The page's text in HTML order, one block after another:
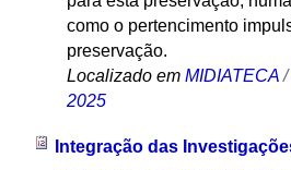
como o pertencimento
preservação.
Localizado em MIDIATECA /
2025
Integração das